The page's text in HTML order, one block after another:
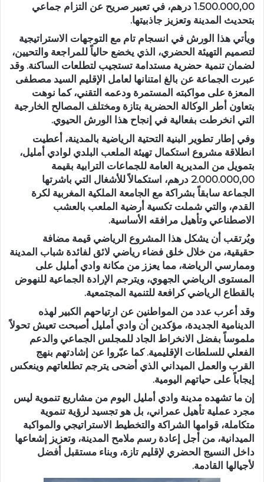
1.500.000,00 درهم، في تعبير صريح عن التزام جماعي
بتحديث المدينة وتعزيز جاذبيتها.
ويأتي هذا الورش في انسجام تام مع التوجهات الاستراتيجية
لتصميم التهيئة الحضري، الذي يخضع حالياً للمراجعة والتحيين،
لضمان تنمية حضرية مستدامة تستجيب لتطلعات الساكنة. وقد
عبرت الجماعة عن بالغ امتنانها لعامل الإقليم السيد مصطفى
المعزة على مواكبته المستمرة ودعمه التقني، كما نوهت
بتعاون أطر الوكالة الحضرية بتازة ومختلف المصالح الخارجية
التي انخرطت بفعالية في إنجاح هذا الورش الحيوي.
وفي إطار تطوير البنية التحتية الرياضية بالمدينة، أعطيت
انطلاقة مشروع استكمال تهيئة الملعب البلدي لوادي أمليل،
بتمويل من المديرية العامة للجماعات الترابية بقيمة
2.000.000,00 درهم، استكمالاً للأشغال التي باشرتها
الجماعة سابقاً بشراكة مع الجامعة الملكية المغربية لكرة
القدم، والتي شملت تكسية أرضية الملعب بالعشب
الاصطناعي وتأهيل مرافقه الأساسية.
ويُرتقب أن يشكل هذا المشروع الرياضي قيمة مضافة
حقيقية، من خلال خلق فضاء رياضي لائق لفائدة شباب المدينة
وممارسي الرياضة، مما يعزز من مكانة وادي أمليل على
المستوى الرياضي الجهوي، ويترجم الإرادة الجماعية للنهوض
بالقطاع الرياضي كرافعة للتنمية المجتمعية.
وقد أعرب عدد من المواطنين عن ارتياحهم الكبير لهذه
الدينامية الجديدة، مؤكدين أن وادي أمليل أصبحت تعيش تحولاً
ملموساً بفضل الانخراط الجاد للمجلس الجماعي والدعم
الفعلي للسلطات الإقليمية. كما عبّروا عن إشادتهم بنهج
القرب والعمل الميداني الذي أضحى يترجم تطلعاتهم وينعكس
إيجاباً على حياتهم اليومية.
إن ما تشهده مدينة وادي أمليل اليوم من مشاريع تنموية ليس
مجرد عملية تأهيل عمراني، بل هو تجسيد لرؤية تنموية
متكاملة، قوامها الشراكة والتخطيط الاستراتيجي والمواكبة
الميدانية، من أجل إعادة رسم ملامح المدينة، وتعزيز إشعاعها
داخل النسيج الحضري لإقليم تازة، وبناء مستقبل أفضل
لأجيالها القادمة.